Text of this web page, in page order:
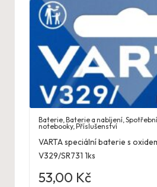
Baterie,Baterie a nabíjení,
notebooky,Příslušenství
VARTA speciální baterie s
V329/SR731 1ks
53,00 Kč